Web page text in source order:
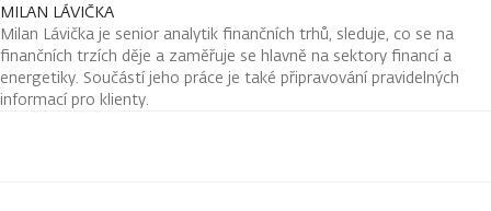
MILAN LÁVIČKA
Milan Lávička je senior analytik finančních trhů, sleduje, co se na
finančních trzích děje a zaměřuje se hlavně na sektory financí a
energetiky. Součástí jeho práce je také připravování pravidelných
informací pro klienty.